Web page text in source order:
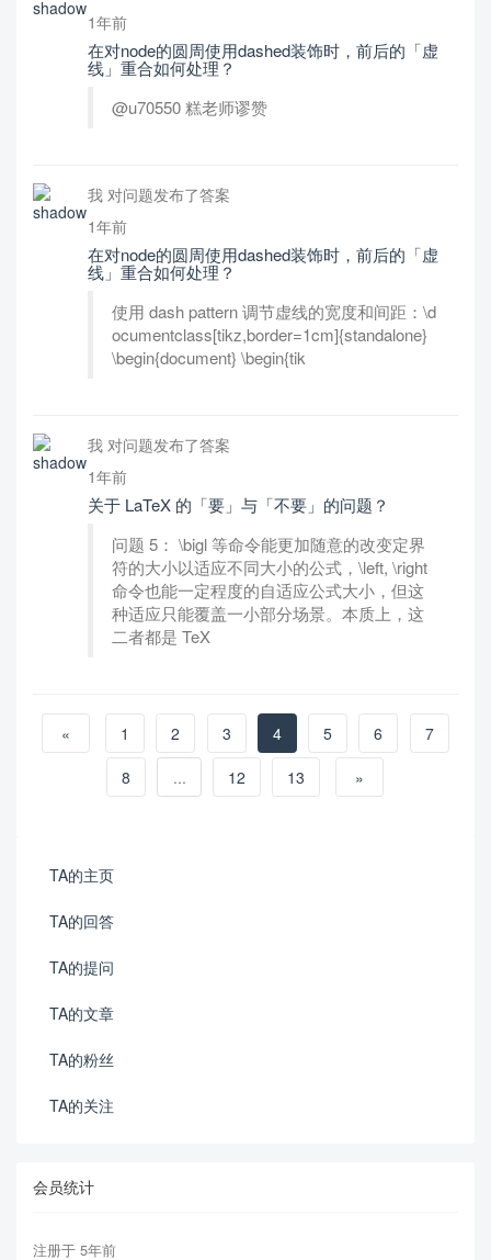
1年前
在对node的圆周使用dashed装饰时，前后的「虚
线」重合如何处理？
@u70550 糕老师谬赞
我 对问题发布了答案
1年前
在对node的圆周使用dashed装饰时，前后的「虚
线」重合如何处理？
使用 dash pattern 调节虚线的宽度和间距：\d
ocumentclass[tikz,border=1cm]{standalone}
\begin{document} \begin{tik
我 对问题发布了答案
1年前
关于 LaTeX 的「要」与「不要」的问题？
问题 5： \bigl 等命令能更加随意的改变定界
符的大小以适应不同大小的公式，\left, \right
命令也能一定程度的自适应公式大小，但这
种适应只能覆盖一小部分场景。本质上，这
二者都是 TeX
« 1 2 3 4 5 6
7
8
... 12 13 »
TA的主页
TA的回答
TA的提问
TA的文章
TA的粉丝
TA的关注
会员统计
注册于 5年前